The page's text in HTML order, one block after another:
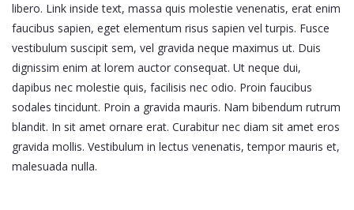
libero. Link inside text, massa quis molestie venenatis, erat enim
faucibus sapien, eget elementum risus sapien vel turpis. Fusce
vestibulum suscipit sem, vel gravida neque maximus ut. Duis
dignissim enim at lorem auctor consequat. Ut neque dui,
dapibus nec molestie quis, facilisis nec odio. Proin faucibus
sodales tincidunt. Proin a gravida mauris. Nam bibendum rutrum
blandit. In sit amet ornare erat. Curabitur nec diam sit amet eros
gravida mollis. Vestibulum in lectus venenatis, tempor mauris et,
malesuada nulla.